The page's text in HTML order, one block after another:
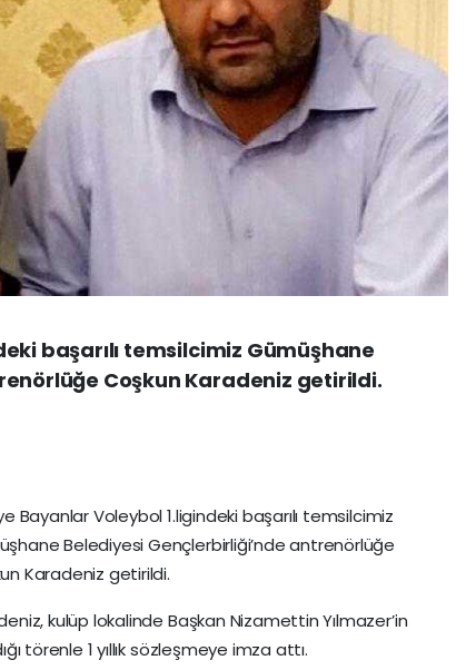
başarılı temsilcimiz Gümüşhane
Coşkun Karadeniz getirildi.
Bayanlar Voleybol 1.ligindeki başarılı temsilcimiz
Belediyesi Gençlerbirliği’nde antrenörlüğe
Karadeniz getirildi.
kulüp lokalinde Başkan Nizamettin Yılmazer’in
törenle 1 yıllık sözleşmeye imza attı.